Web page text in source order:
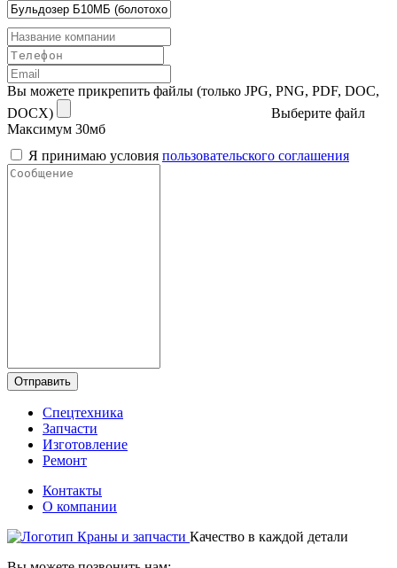
Вы можете прикрепить файлы (только JPG, PNG, PDF, DOC,
DOCX)
Выберите файл
Максимум 30мб
Я принимаю условия пользовательского соглашения
Отправить
Спецтехника
Запчасти
Изготовление
Ремонт
Контакты
О компании
Качество в каждой детали